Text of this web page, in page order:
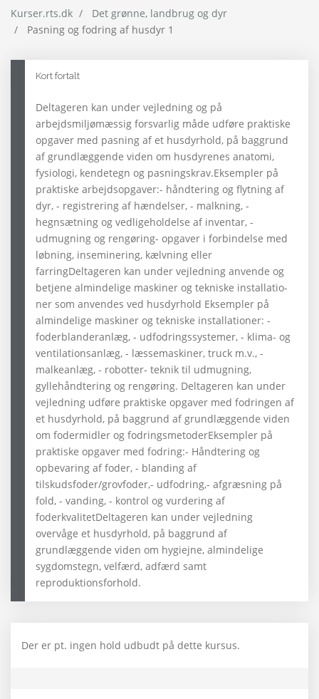
Kurser.rts.dk
Det grønne, landbrug og dyr
Pasning og fodring af husdyr 1
Kort fortalt
Deltageren kan under vejledning og på
arbejdsmiljømæssig forsvarlig måde udføre praktiske
opgaver med pasning af et husdyrhold, på baggrund
af grundlæggende viden om husdyrenes anatomi,
fysiologi, kendetegn og pasningskrav.Eksempler på
praktiske arbejdsopgaver:- håndtering og flytning af
dyr, - registrering af hændelser, - malkning, -
hegnsætning og vedligeholdelse af inventar, -
udmugning og rengøring- opgaver i forbindelse med
løbning, inseminering, kælvning eller
farringDeltageren kan under vejledning anvende og
betjene almindelige maskiner og tekniske installatio-
ner som anvendes ved husdyrhold Eksempler på
almindelige maskiner og tekniske installationer: -
foderblanderanlæg, - udfodringssystemer, - klima- og
ventilationsanlæg, - læssemaskiner, truck m.v., -
malkeanlæg, - robotter- teknik til udmugning,
gyllehåndtering og rengøring. Deltageren kan under
vejledning udføre praktiske opgaver med fodringen af
et husdyrhold, på baggrund af grundlæggende viden
om fodermidler og fodringsmetoderEksempler på
praktiske opgaver med fodring:- Håndtering og
opbevaring af foder, - blanding af
tilskudsfoder/grovfoder,- udfodring,- afgræsning på
fold, - vanding, - kontrol og vurdering af
foderkvalitetDeltageren kan under vejledning
overvåge et husdyrhold, på baggrund af
grundlæggende viden om hygiejne, almindelige
sygdomstegn, velfærd, adfærd samt
reproduktionsforhold.
Der er pt. ingen hold udbudt på dette kursus.